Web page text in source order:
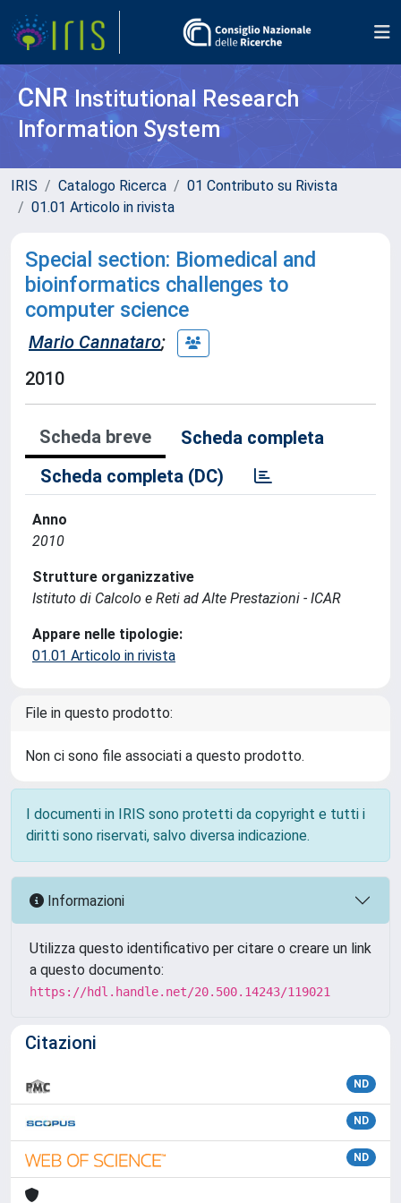
CNR Institutional Research
Information System
IRIS Catalogo Ricerca
01 Contributo su Rivista
01.01 Articolo in rivista
Special section: Biomedical and
bioinformatics challenges to
computer science
Mario Cannataro;
2010
Scheda breve
Scheda completa
Scheda completa (DC)
Anno
2010
Strutture organizzative
Istituto di Calcolo e Reti ad Alte Prestazioni - ICAR
Appare nelle tipologie:
01.01 Articolo in rivista
File in questo prodotto:
Non ci sono file associati a questo prodotto.
I documenti in IRIS sono protetti da copyright e tutti i
diritti sono riservati, salvo diversa indicazione.
Informazioni
Utilizza questo identificativo per citare o creare un link
a questo documento:
https://hdl.handle.net/20.500.14243/119021
Citazioni
ND
ND
ND